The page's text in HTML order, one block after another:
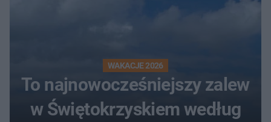
WAKACJE 2026
To najnowocześniejszy zalew
w Świętokrzyskiem według